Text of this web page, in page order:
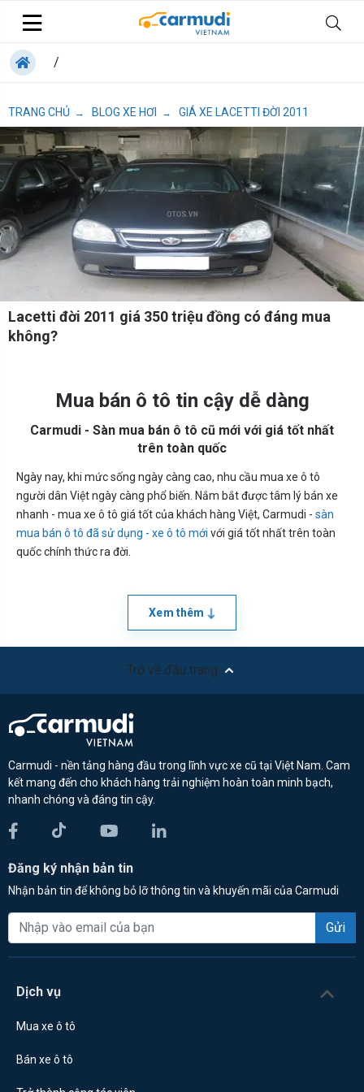
/
TRANG CHỦ → BLOG XE HƠI → GIÁ XE LACETTI ĐỜI 2011
Lacetti đời 2011 giá 350 triệu đồng có đáng mua
không?
Mua bán ô tô tin cậy dễ dàng
Carmudi - Sàn mua bán ô tô cũ mới với giá tốt nhất
trên toàn quốc
Ngày nay, khi mức sống ngày càng cao, nhu cầu mua xe ô tô
người dân Việt ngày càng phổ biến. Nắm bắt được tâm lý bán xe
nhanh - mua xe ô tô giá tốt của khách hàng Việt, Carmudi - sàn
mua bán ô tô đã sử dụng - xe ô tô mới với giá tốt nhất trên toàn
quốc chính thức ra đời.
Xem thêm
Trở về đầu trang
Carmudi - nền tảng hàng đầu trong lĩnh vực xe cũ tại Việt Nam. Cam
kết mang đến cho khách hàng trải nghiệm hoàn toàn minh bạch,
nhanh chóng và đáng tin cậy.
Đăng ký nhận bản tin
Nhận bản tin để không bỏ lỡ thông tin và khuyến mãi của Carmudi
Gửi
Dịch vụ
Mua xe ô tô
Bán xe ô tô